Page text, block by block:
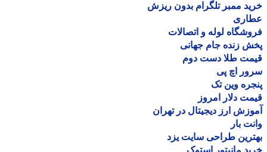
ممبر تلگرام بدون ریزش
لوله و اتصالات
زنده جام جهانی
طلا دست دوم
اچ پی
وین تک
دلار امروز
ارز دیجیتال در تهران
بار
طراحی سایت یزد